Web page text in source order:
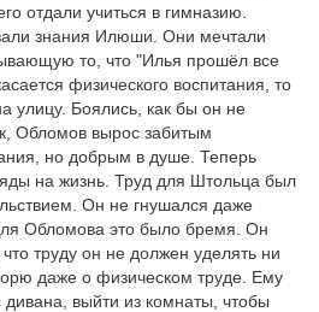
отдали учиться в гимназию.
знания Илюши. Они мечтали
то, что "Илья прошёл все
физического воспитания, то
улицу. Боялись, как бы он не
Обломов вырос забитым
но добрым в душе. Теперь
на жизнь. Труд для Штольца был
Он не гнушался даже
Обломова это было бремя. Он
труду он не должен уделять ни
даже о физическом труде. Ему
выйти из комнаты, чтобы